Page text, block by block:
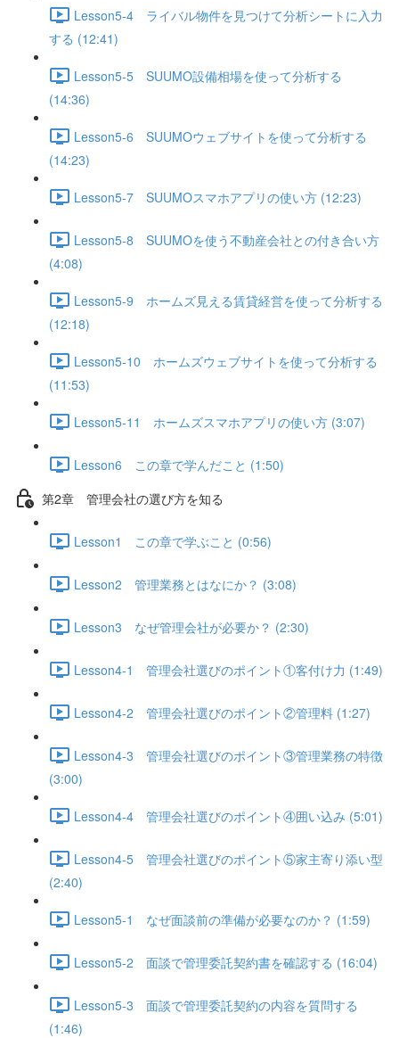
Lesson5-4 ライバル物件を見つけて分析シートに入力
する (12:41)
Lesson5-5 SUUMO設備相場を使って分析する
(14:36)
Lesson5-6 SUUMOウェブサイトを使って分析する
(14:23)
Lesson5-7 SUUMOスマホアプリの使い方 (12:23)
Lesson5-8 SUUMOを使う不動産会社との付き合い方
(4:08)
Lesson5-9 ホームズ見える賃貸経営を使って分析する
(12:18)
Lesson5-10 ホームズウェブサイトを使って分析する
(11:53)
Lesson5-11 ホームズスマホアプリの使い方 (3:07)
Lesson6 この章で学んだこと (1:50)
第2章 管理会社の選び方を知る
Lesson1 この章で学ぶこと (0:56)
Lesson2 管理業務とはなにか？ (3:08)
Lesson3 なぜ管理会社が必要か？ (2:30)
Lesson4-1 管理会社選びのポイント①客付け力 (1:49)
Lesson4-2 管理会社選びのポイント②管理料 (1:27)
Lesson4-3 管理会社選びのポイント③管理業務の特徴
(3:00)
Lesson4-4 管理会社選びのポイント④囲い込み (5:01)
Lesson4-5 管理会社選びのポイント⑤家主寄り添い型
(2:40)
Lesson5-1 なぜ面談前の準備が必要なのか？ (1:59)
Lesson5-2 面談で管理委託契約書を確認する (16:04)
Lesson5-3 面談で管理委託契約の内容を質問する
(1:46)